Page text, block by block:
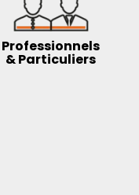
Professionnels
& Particuliers